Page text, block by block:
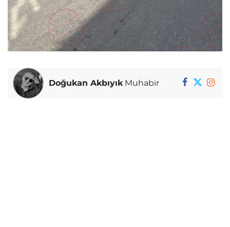
Doğukan Akbıyık Muhabir